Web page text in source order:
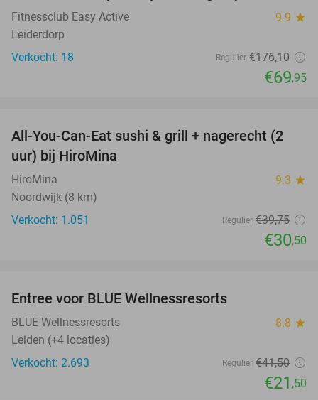
Fitnessclub Easy Active 9.9 star
Leiderdorp
Verkocht: 18
Regulier €176,10
€69,95
23%
All-You-Can-Eat sushi & grill + nagerecht (2
uur) bij HiroMina
HiroMina 9.3 star
Noordwijk (8 km)
Verkocht: 1.051
Regulier €39,75
€30,50
Entree voor BLUE Wellnessresorts
BLUE Wellnessresorts 8.8 star
Leiden (+4 locaties)
Verkocht: 2.693
Regulier €41,50
€21 ,50